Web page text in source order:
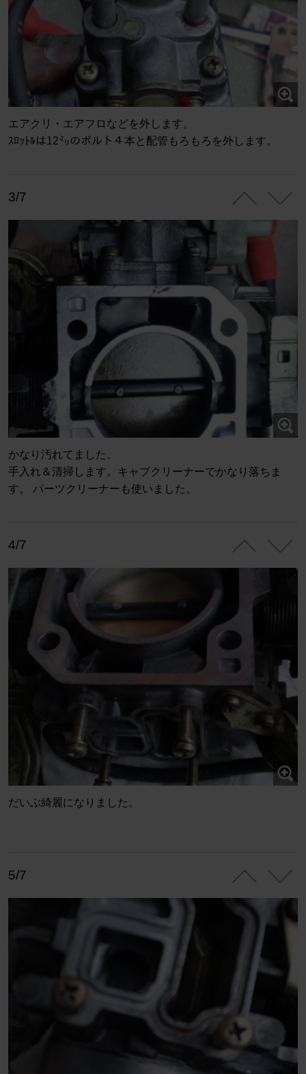
エアクリ・エアフロなどを外します。
ｽﾛｯﾄﾙは12㍉のボルト４本と配管もろもろを外します。
3/7
かなり汚れてました。
手入れ＆清掃します。キャブクリーナーでかなり落ちま
す。 パーツクリーナーも使いました。
4/7
だいぶ綺麗になりました。
5/7